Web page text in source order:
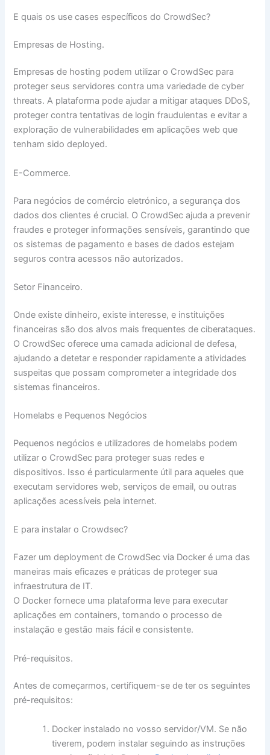
E quais os use cases específicos do CrowdSec?
Empresas de Hosting.
Empresas de hosting podem utilizar o CrowdSec para
proteger seus servidores contra uma variedade de cyber
threats. A plataforma pode ajudar a mitigar ataques DDoS,
proteger contra tentativas de login fraudulentas e evitar a
exploração de vulnerabilidades em aplicações web que
tenham sido deployed.
E-Commerce.
Para negócios de comércio eletrónico, a segurança dos
dados dos clientes é crucial. O CrowdSec ajuda a prevenir
fraudes e proteger informações sensíveis, garantindo que
os sistemas de pagamento e bases de dados estejam
seguros contra acessos não autorizados.
Setor Financeiro.
Onde existe dinheiro, existe interesse, e instituições
financeiras são dos alvos mais frequentes de ciberataques.
O CrowdSec oferece uma camada adicional de defesa,
ajudando a detetar e responder rapidamente a atividades
suspeitas que possam comprometer a integridade dos
sistemas financeiros.
Homelabs e Pequenos Negócios
Pequenos negócios e utilizadores de homelabs podem
utilizar o CrowdSec para proteger suas redes e
dispositivos. Isso é particularmente útil para aqueles que
executam servidores web, serviços de email, ou outras
aplicações acessíveis pela internet.
E para instalar o Crowdsec?
Fazer um deployment de CrowdSec via Docker é uma das
maneiras mais eficazes e práticas de proteger sua
infraestrutura de IT.
O Docker fornece uma plataforma leve para executar
aplicações em containers, tornando o processo de
instalação e gestão mais fácil e consistente.
Pré-requisitos.
Antes de começarmos, certifiquem-se de ter os seguintes
pré-requisitos:
Docker instalado no vosso servidor/VM. Se não
tiverem, podem instalar seguindo as instruções